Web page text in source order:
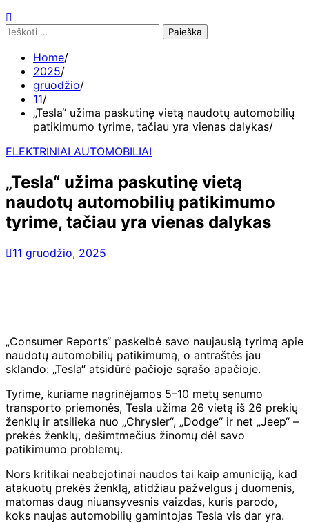
Ieškoti:
Home
2025
gruodžio
11
„Tesla“ užima paskutinę vietą naudotų automobilių
patikimumo tyrime, tačiau yra vienas dalykas
ELEKTRINIAI AUTOMOBILIAI
„Tesla“ užima paskutinę vietą
naudotų automobilių patikimumo
tyrime, tačiau yra vienas dalykas
11 gruodžio, 2025
„Consumer Reports“ paskelbė savo naujausią tyrimą apie
naudotų automobilių patikimumą, o antraštės jau
sklando: „Tesla“ atsidūrė pačioje sąrašo apačioje.
Tyrime, kuriame nagrinėjamos 5–10 metų senumo
transporto priemonės, Tesla užima 26 vietą iš 26 prekių
ženklų ir atsilieka nuo „Chrysler“, „Dodge“ ir net „Jeep“ –
prekės ženklų, dešimtmečius žinomų dėl savo
patikimumo problemų.
Nors kritikai neabejotinai naudos tai kaip amuniciją, kad
atakuotų prekės ženklą, atidžiau pažvelgus į duomenis,
matomas daug niuansyvesnis vaizdas, kuris parodo,
koks naujas automobilių gamintojas Tesla vis dar yra.